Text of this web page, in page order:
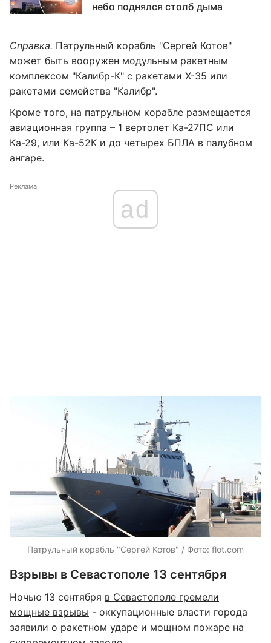
небо поднялся столб дыма
Справка. Патрульный корабль "Сергей Котов"
может быть вооружен модульным ракетным
комплексом "Калибр-К" с ракетами Х-35 или
ракетами семейства "Калибр".
Кроме того, на патрульном корабле размещается
авиационная группа – 1 вертолет Ка-27ПС или
Ка-29, или Ка-52К и до четырех БПЛА в палубном
ангаре.
Реклама
ad
Патрульный корабль "Сергей Котов" / Фото: flot.com
Взрывы в Севастополе 13 сентября
Ночью 13 сентября в Севастополе гремели
мощные взрывы - оккупационные власти города
заявили о ракетном ударе и мощном пожаре на